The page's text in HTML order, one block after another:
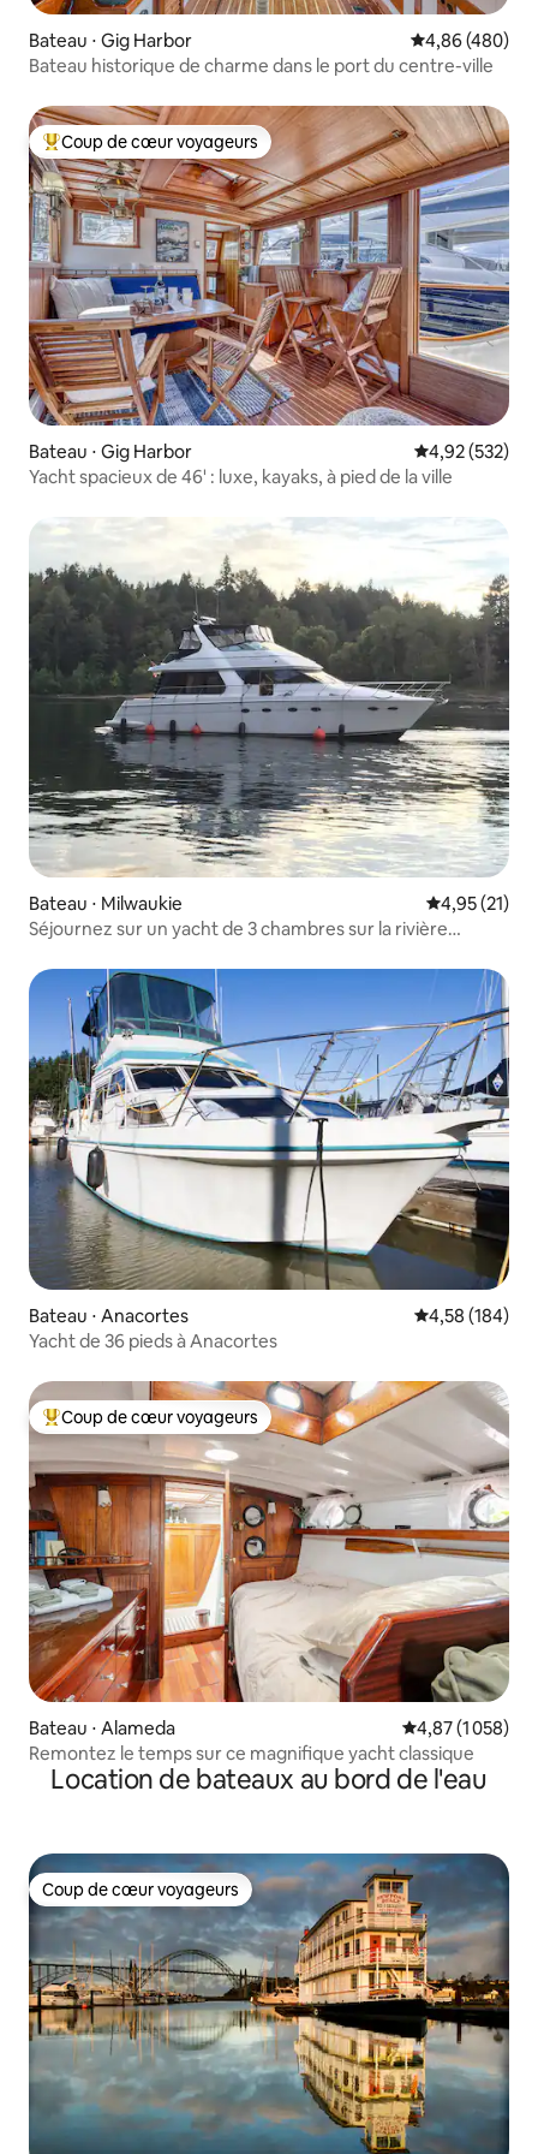
Bateau ⋅ Gig Harbor Évaluation
4,86 (480)
Bateau historique de charme dans le port du centre-ville
Coups de cœur voyageurs les plus appréciés
Coup de cœur voyageurs
Bateau ⋅ Gig Harbor Évaluation
4,92 (532)
Yacht spacieux de 46' : luxe, kayaks, à pied de la ville
Bateau ⋅ Milwaukie Évaluation
4,95 (21)
Séjournez sur un yacht de 3 chambres sur la rivière
Bateau ⋅ Anacortes Évaluation
4,58 (184)
Yacht de 36 pieds à Anacortes
Coups de cœur voyageurs les plus appréciés
Coup de cœur voyageurs
Bateau ⋅ Alameda Évaluation
4,87 (1 058)
Remontez le temps sur ce magnifique yacht classique
Location de bateaux au bord de l'eau
Coup de cœur voyageurs
Coup de cœur voyageurs